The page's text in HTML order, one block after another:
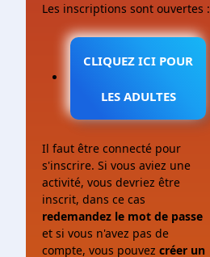
Les inscriptions sont ouvertes :
CLIQUEZ ICI POUR
LES ADULTES
Il faut être connecté pour
s'inscrire. Si vous aviez une
activité, vous devriez être
inscrit, dans ce cas
redemandez le mot de passe
et si vous n'avez pas de
compte, vous pouvez créer un